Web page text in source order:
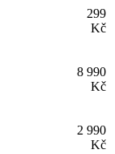
299
Kč
8 990
Kč
2 990
Kč